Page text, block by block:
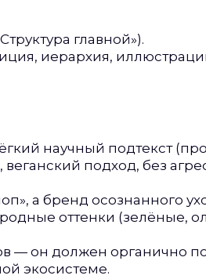
главной»).
иерархия,
научный подтекст
подход, без
а бренд осознанного
оттенки (зелёные,
— он должен органично
экосистеме.